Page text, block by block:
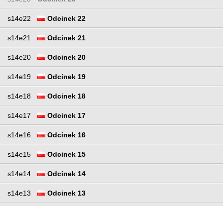
s14e22 Odcinek 22
s14e21 Odcinek 21
s14e20 Odcinek 20
s14e19 Odcinek 19
s14e18 Odcinek 18
s14e17 Odcinek 17
s14e16 Odcinek 16
s14e15 Odcinek 15
s14e14 Odcinek 14
s14e13 Odcinek 13